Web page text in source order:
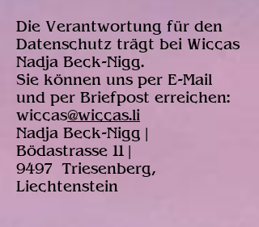
Die Verantwortung für den
Datenschutz trägt bei Wiccas
Nadja Beck-Nigg.
Sie können uns per E-Mail
und per Briefpost erreichen:
wiccas@wiccas.li
Nadja Beck-Nigg |
Bödastrasse 11 |
9497 Triesenberg,
Liechtenstein